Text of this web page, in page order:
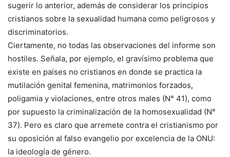
sugerir lo anterior, además de considerar los principios
cristianos sobre la sexualidad humana como peligrosos y
discriminatorios.
Ciertamente, no todas las observaciones del informe son
hostiles. Señala, por ejemplo, el gravísimo problema que
existe en países no cristianos en donde se practica la
mutilación genital femenina, matrimonios forzados,
poligamia y violaciones, entre otros males (N° 41), como
por supuesto la criminalización de la homosexualidad (N°
37). Pero es claro que arremete contra el cristianismo por
su oposición al falso evangelio por excelencia de la ONU:
la ideología de género.